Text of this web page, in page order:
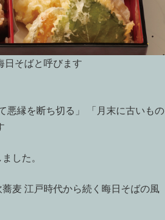
日そばと呼びます
悪縁を断ち切る」 「月末に古いもの
した。
麦 江戸時代から続く晦日そばの風